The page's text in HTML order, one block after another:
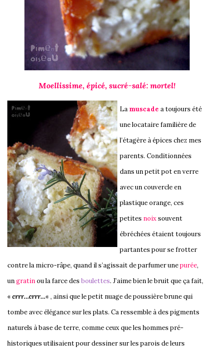
Moellissime, épicé, sucré-salé: mortel!
La muscade a toujours été
une locataire familière de
l’étagère à épices chez mes
parents. Conditionnées
dans un petit pot en verre
avec un couvercle en
plastique orange, ces
petites noixsouvent
ébréchées étaient toujours
partantes pour se frotter
contre la micro-râpe, quand il s’agissait de parfumer unepurée,
ungratinou la farce des boulettes. J’aime bien le bruit que ça fait,
« crrr…crrr…« , ainsi que le petit nuage de poussière brune qui
tombe avec élégance sur les plats. Ca ressemble à des pigments
naturels à base de terre, comme ceux que les hommes pré-
historiques utilisaient pour dessiner sur les parois de leurs